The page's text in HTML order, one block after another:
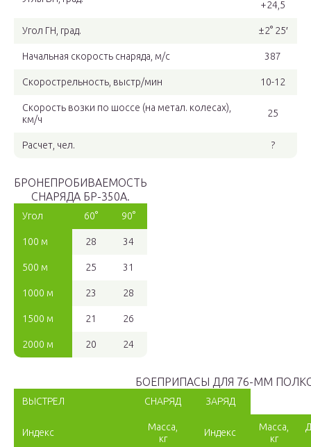
+24,5
Угол ГН, град. ±2° 25′
Начальная скорость снаряда, м/с 387
Скорострельность, выстр/мин 10-12
Скорость возки по шоссе (на метал. колесах),
км/ч
25
Расчет, чел. ?
БРОНЕПРОБИВАЕМОСТЬ
СНАРЯДА БР-350А.
Угол 60° 90°
100 м 28 34
500 м 25 31
1000 м 23 28
1500 м 21 26
2000 м 20 24
БОЕПРИПАСЫ ДЛЯ 76-ММ
ВЫСТРЕЛ СНАРЯД ЗАРЯД
Индекс
Масса,
кг
Индекс
Масса,
кг